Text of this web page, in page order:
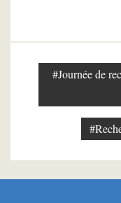
#Journée de